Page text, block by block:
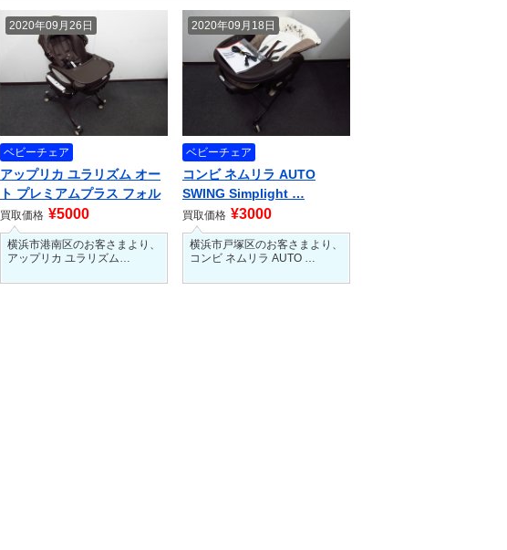
2020年09月26日
ベビーチェア
アップリカ ユラリズム オー
ト プレミアムプラス フォル
テシ…
買取価格 ¥5000
横浜市港南区のお客さまより、
アップリカ ユラリズム…
2020年09月18日
ベビーチェア
コンビ ネムリラ AUTO
SWING Simplight …
買取価格 ¥3000
横浜市戸塚区のお客さまより、
コンビ ネムリラ AUTO …